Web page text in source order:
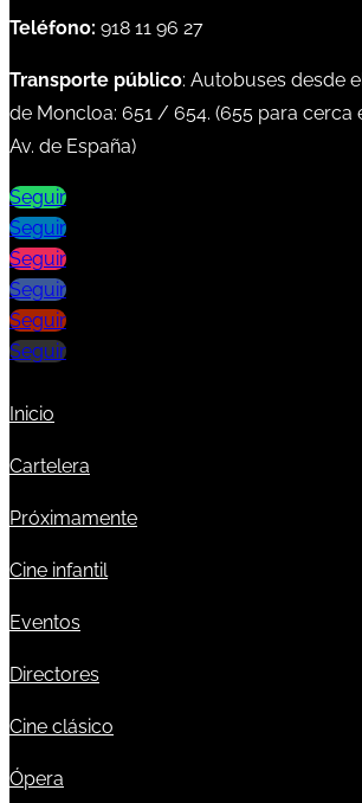
Teléfono: 918 11 96 27
Transporte público: Autobuses desde
de Moncloa: 651 / 654. (655 para cerca
Av. de España)
Seguir
Seguir
Seguir
Seguir
Seguir
Seguir
Inicio
Cartelera
Próximamente
Cine infantil
Eventos
Directores
Cine clásico
Ópera